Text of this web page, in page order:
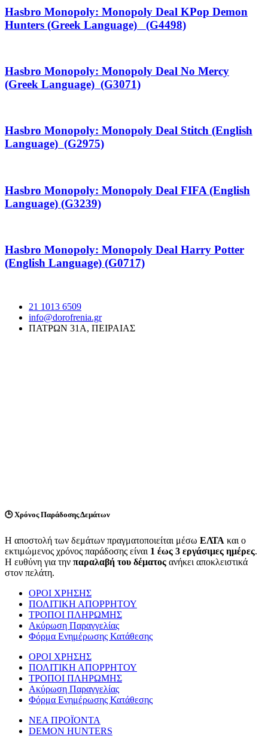
Hasbro Monopoly: Monopoly Deal KPop Demon
Hunters (Greek Language) (G4498)
Hasbro Monopoly: Monopoly Deal No Mercy
(Greek Language) (G3071)
Hasbro Monopoly: Monopoly Deal Stitch (English
Language) (G2975)
Hasbro Monopoly: Monopoly Deal FIFA (English
Language) (G3239)
Hasbro Monopoly: Monopoly Deal Harry Potter
(English Language) (G0717)
21 1013 6509
info@dorofrenia.gr
ΠΑΤΡΩΝ 31Α, ΠΕΙΡΑΙΑΣ
🕒Χρόνος Παράδοσης Δεμάτων
Η αποστολή των δεμάτων πραγματοποιείται μέσω ΕΛΤΑ και ο
εκτιμώμενος χρόνος παράδοσης είναι 1 έως 3 εργάσιμες ημέρες.
Η ευθύνη για την παραλαβή του δέματος ανήκει αποκλειστικά
στον πελάτη.
ΟΡΟΙ ΧΡΗΣΗΣ
ΠΟΛΙΤΙΚΗ ΑΠΟΡΡΗΤΟΥ
ΤΡΟΠΟΙ ΠΛΗΡΩΜΗΣ
Ακύρωση Παραγγελίας
Φόρμα Ενημέρωσης Κατάθεσης
ΟΡΟΙ ΧΡΗΣΗΣ
ΠΟΛΙΤΙΚΗ ΑΠΟΡΡΗΤΟΥ
ΤΡΟΠΟΙ ΠΛΗΡΩΜΗΣ
Ακύρωση Παραγγελίας
Φόρμα Ενημέρωσης Κατάθεσης
ΝΕΑ ΠΡΟΪΟΝΤΑ
DEMON HUNTERS